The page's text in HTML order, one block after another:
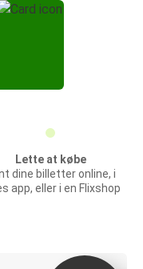
Lette at købe
dine billetter online, i
app, eller i en Flixshop